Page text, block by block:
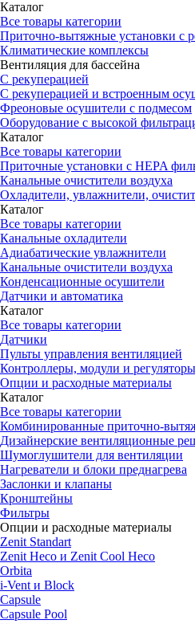
Каталог
Все товары категории
Приточно-вытяжные установки с
Климатические комплексы
Вентиляция для бассейна
С рекуперацией
С рекуперацией и встроенным
Фреоновые осушители с подмесом
Оборудование с высокой
Каталог
Все товары категории
Приточные установки c HEPA
Канальные очистители воздуха
Охладители, увлажнители,
Каталог
Все товары категории
Канальные охладители
Адиабатические увлажнители
Канальные очистители воздуха
Конденсационные осушители
Датчики и автоматика
Каталог
Все товары категории
Датчики
Пульты управления вентиляцией
Контроллеры, модули и регуляторы
Опции и расходные материалы
Каталог
Все товары категории
Комбинированные приточно-
Дизайнерские вентиляционные
Шумоглушители для вентиляции
Нагреватели и блоки преднагрева
Заслонки и клапаны
Кронштейны
Фильтры
Опции и расходные материалы
Zenit Standart
Zenit Heco и Zenit Cool Heco
Orbita
i-Vent и Block
Capsule
Capsule Pool